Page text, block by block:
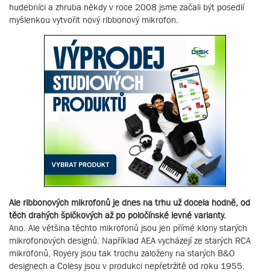
hudebníci a zhruba někdy v roce 2008 jsme začali být posedlí
myšlenkou vytvořit nový ribbonový mikrofon.
Ale ribbonových mikrofonů je dnes na trhu už docela hodně, od
těch drahých špičkových až po poločínské levné varianty.
Ano. Ale většina těchto mikrofonů jsou jen přímé klony starých
mikrofonových designů. Například AEA vycházejí ze starých RCA
mikrofonů, Royery jsou tak trochu založeny na starých B&O
designech a Colesy jsou v produkci nepřetržitě od roku 1955.